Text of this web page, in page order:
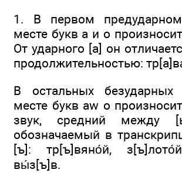
1. В первом
месте букв а и о
От ударного [а] он
продолжительностью:
В остальных безударных
месте букв aw о
звук, средний
обозначаемый в
[ъ]: тр[ъ]вяно́й,
вы́з[ъ]в.